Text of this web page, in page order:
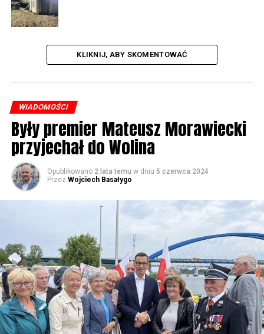
KLIKNIJ, ABY SKOMENTOWAĆ
WIADOMOŚCI
Były premier Mateusz Morawiecki
przyjechał do Wolina
Opublikowano 2 lata temu w dniu 5 czerwca 2024
Przez Wojciech Basałygo